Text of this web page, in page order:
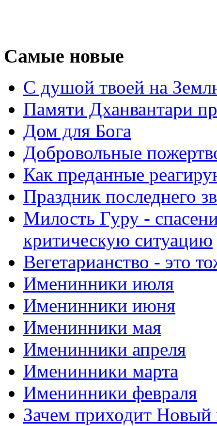
Самые новые
С душой твоей на
Памяти Дханвантари
Дом для Бога
Добровольные
Как преданные
Праздник последнего
Милость Гуру -
критическую ситуацию
Вегетарианство - это
Именинники июля
Именинники июня
Именинники мая
Именинники апреля
Именинники марта
Именинники февраля
Зачем приходит Новый